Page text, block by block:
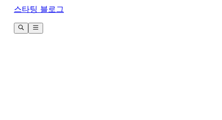
스타팅 블로그